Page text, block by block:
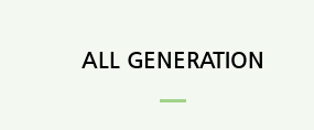
ALL GENERATION